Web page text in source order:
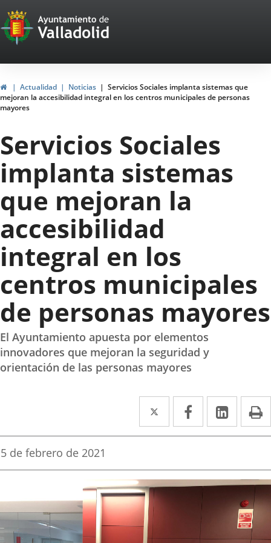
Portal
Web
del
Ayuntamiento
de
Valladolid
InicioActualidad Noticias
Servicios Sociales implanta sistemas que
mejoran la accesibilidad integral en los centros municipales de personas
mayores
Servicios Sociales
implanta sistemas
que mejoran la
accesibilidad
integral en los
centros municipales
de personas mayores
El Ayuntamiento apuesta por elementos
innovadores que mejoran la seguridad y
orientación de las personas mayores
Twitter
Enlace
a
aplicación
externa.
Facebook
Enlace
a
aplicación
externa.
Enlace
a
Fecha
la
5 de febrero de 2021